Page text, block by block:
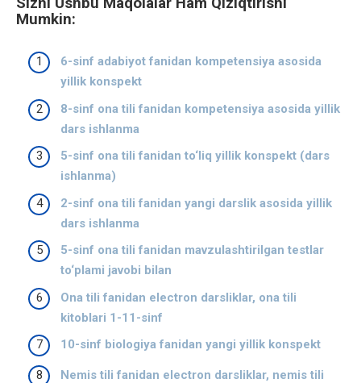
Mumkin:
6-sinf adabiyot fanidan kompetensiya asosida
yillik konspekt
8-sinf ona tili fanidan kompetensiya asosida yillik
dars ishlanma
5-sinf ona tili fanidan to‘liq yillik konspekt (dars
ishlanma)
2-sinf ona tili fanidan yangi darslik asosida yillik
dars ishlanma
5-sinf ona tili fanidan mavzulashtirilgan testlar
to‘plami javobi bilan
Ona tili fanidan electron darsliklar, ona tili
kitoblari 1-11-sinf
10-sinf biologiya fanidan yangi yillik konspekt
Nemis tili fanidan electron darsliklar, nemis tili